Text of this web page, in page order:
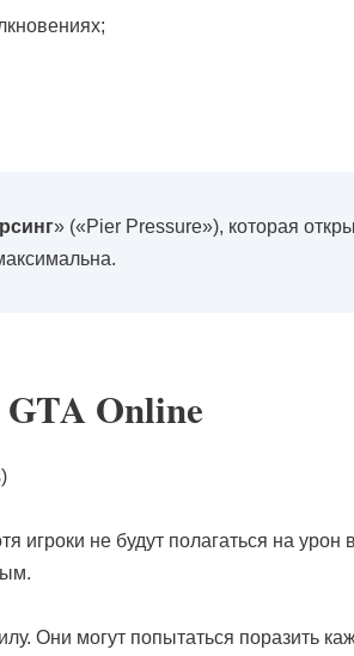
» («Pier Pressure»), которая
Online
игроки не будут полагаться на
Они могут попытаться поразить